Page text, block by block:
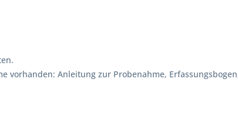
vorhanden: Anleitung zur Probenahme,